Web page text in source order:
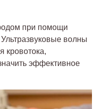
при помощи
волны
кровотока,
эффективное